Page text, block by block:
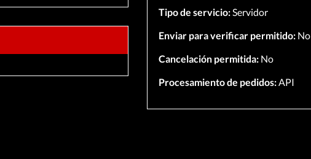
Tipo de servicio:Servidor
Enviar para verificar permitido:No
Cancelación permitida:No
Procesamiento de pedidos:API